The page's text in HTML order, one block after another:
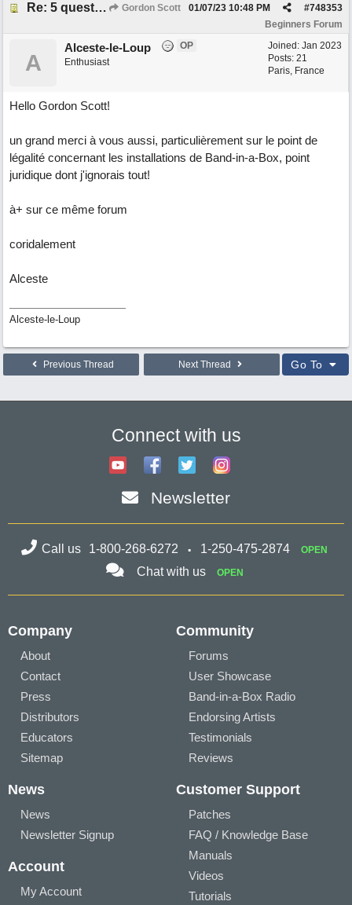
Re: 5 questions sur l'actuel Band-in-a-Box, pour un ancien utilisateur désireux de s' "actualiser"! Gordon Scott #748353
01/07/23 10:48 PM
Beginners Forum
Joined: Jan 2023
Posts: 21
Paris, France
A
Alceste-le-Loup
OP
Enthusiast
Hello Gordon Scott!
un grand merci à vous aussi, particulièrement sur le point de
légalité concernant les installations de Band-in-a-Box, point
juridique dont j'ignorais tout!
à+ sur ce même forum
coridalement
Alceste
Alceste-le-Loup
Previous Thread Next Thread Go To
Connect with us
Newsletter
Call us 1-800-268-6272 1-250-475-2874 OPEN
Chat with us OPEN
Company
About
Contact
Press
Distributors
Educators
Sitemap
Community
Forums
User Showcase
Band-in-a-Box Radio
Endorsing Artists
Testimonials
Reviews
News
News
Newsletter Signup
Account
My Account
Customer Support
Patches
FAQ / Knowledge Base
Manuals
Videos
Tutorials